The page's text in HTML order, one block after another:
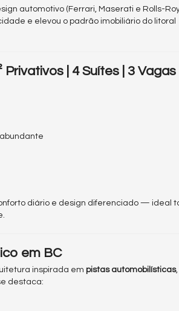
automotivo (Ferrari, Maserati e Rolls-
e elevou o padrão imobiliário do litoral
| 4 Suítes | 3 Vagas
diário e design diferenciado — ideal
em BC
inspirada em pistas automobilísticas
destaca: